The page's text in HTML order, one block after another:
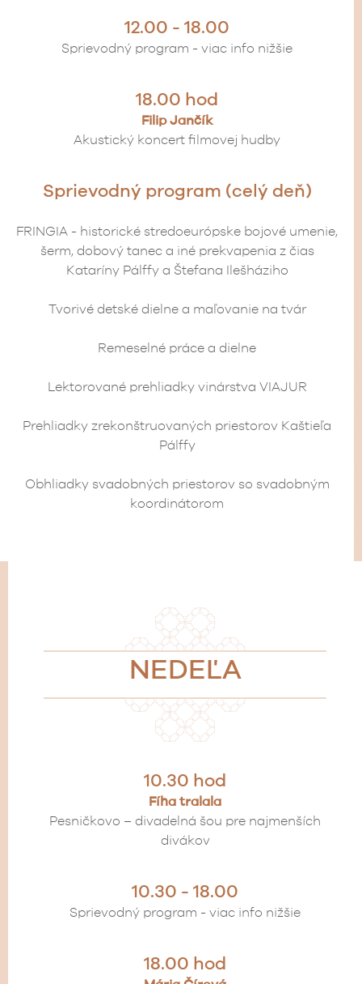
12.00 - 18.00
Sprievodný program - viac info nižšie
18.00 hod
Filip Jančík
Akustický koncert filmovej hudby
Sprievodný program (celý deň)
FRINGIA - historické stredoeurópske bojové umenie,
šerm, dobový tanec a iné prekvapenia z čias
Kataríny Pálffy a Štefana Ilešháziho
Tvorivé detské dielne a maľovanie na tvár
Remeselné práce a dielne
Lektorované prehliadky vinárstva VIAJUR
Prehliadky zrekonštruovaných priestorov Kaštieľa
Pálffy
Obhliadky svadobných priestorov so svadobným
koordinátorom
NEDEĽA
10.30 hod
Fíha tralala
Pesničkovo – divadelná šou pre najmenších
divákov
10.30 - 18.00
Sprievodný program - viac info nižšie
18.00 hod